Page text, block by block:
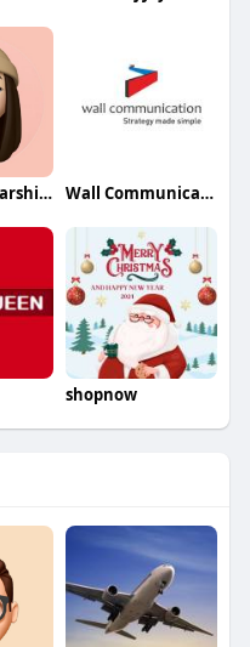
Nallani Saiharshitha Wall Communication
shopnow